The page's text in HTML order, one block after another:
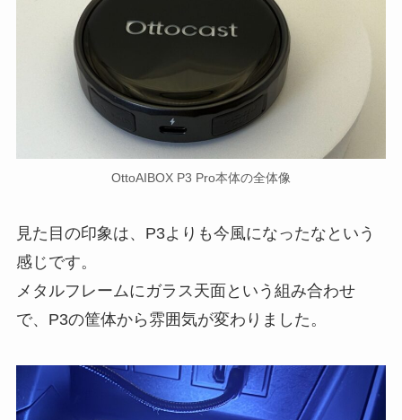
OttoAIBOX P3 Pro本体の全体像
見た目の印象は、P3よりも今風になったなという
感じです。
メタルフレームにガラス天面という組み合わせ
で、P3の筐体から雰囲気が変わりました。